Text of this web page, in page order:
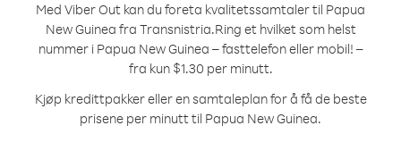
Med Viber Out kan du foreta kvalitetssamtaler til Papua
New Guinea fra Transnistria.Ring et hvilket som helst
nummer i Papua New Guinea – fasttelefon eller mobil! –
fra kun $1.30 per minutt.
Kjøp kredittpakker eller en samtaleplan for å få de beste
prisene per minutt til Papua New Guinea.